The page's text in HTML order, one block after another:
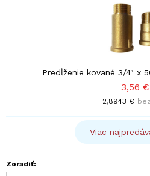
Predĺženie kované 3/4" x
3,56 €
2,8943 €
Viac
Zoradiť: